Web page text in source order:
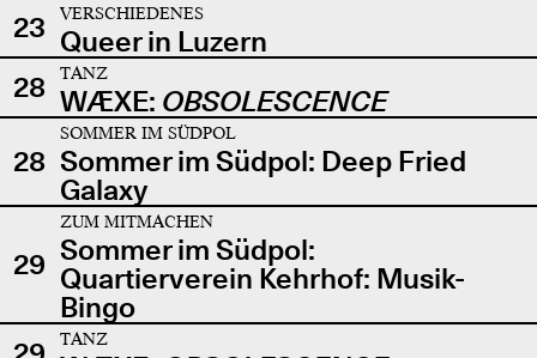
23
VERSCHIEDENES
Queer in Luzern
28
TANZ
WÆXE: OBSOLESCENCE
28
SOMMER IM SÜDPOL
Sommer im Südpol: Deep Fried
Galaxy
29
ZUM MITMACHEN
Sommer im Südpol:
Quartierverein Kehrhof: Musik-
Bingo
TANZ